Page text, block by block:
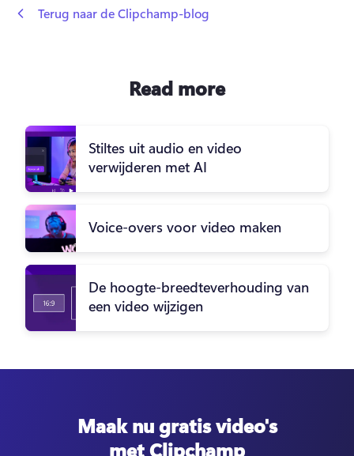
Terug naar de Clipchamp-blog
Read more
Stiltes uit audio en video
verwijderen met AI
Voice-overs voor video maken
De hoogte-breedteverhouding van
een video wijzigen
Maak nu gratis video's
met Clipchamp